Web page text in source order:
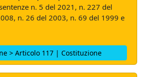
n. 5 del 2021, n. 227 del
n. 26 del 2003, n. 69 del 1999 e
> Articolo 117 | Costituzione